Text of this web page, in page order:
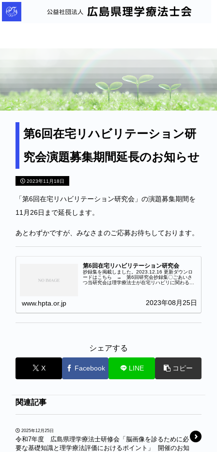
公
益
島
第6回在宅リハビリテーション研
究会演題募集期間延長のお知らせ
2023年11月18日
「第6回在宅リハビリテーション研究会」の演題募集期間を
11月26日まで延長します。
あとわずかですが、みなさまのご応募お待ちしております。
第6回在宅リハビリテーション研究会
抄録集を掲載しました。2023.12.16 更新ダウンロ
ードはこちら → 第6回研究会抄録集〇ごあいさ
つ当研究会は理学療法士が在宅リハビリに関わる中
www.hpta.or.jp 2023年08月25日
シェアする
X Facebook LINE コピー
関連記事
2025年12月25日
令和7年度 広島県理学療法士研修会「脳画像を診るために必
要な基礎知識と理学療法評価におけるポイント」 開催のお知